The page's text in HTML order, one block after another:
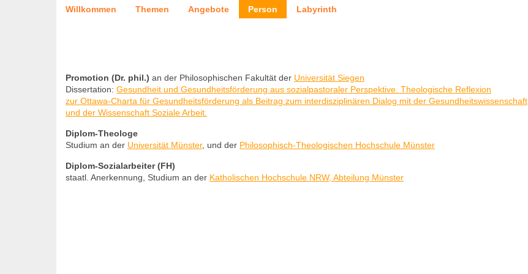
Willkommen Themen Angebote Person Labyrinth
Promotion (Dr. phil.) an der Philosophischen Fakultät der Universität Siegen
Dissertation: Gesundheit und Gesundheitsförderung aus sozialpastoraler Perspektive. Theologische Reflexion
zur Ottawa-Charta für Gesundheitsförderung als Beitrag zum interdisziplinären Dialog mit der Gesundheitswissenschaft
und der Wissenschaft Soziale Arbeit.
Diplom-Theologe
Studium an der Universität Münster, und der Philosophisch-Theologischen Hochschule Münster
Diplom-Sozialarbeiter (FH)
staatl. Anerkennung, Studium an der Katholischen Hochschule NRW, Abteilung Münster